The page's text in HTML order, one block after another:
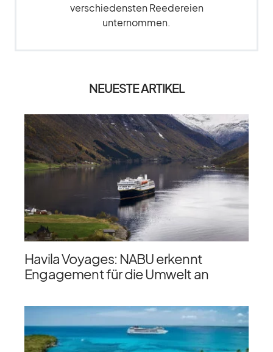
verschiedensten Reedereien
unternommen.
NEUESTE ARTIKEL
Havila Voyages: NABU erkennt
Engagement für die Umwelt an